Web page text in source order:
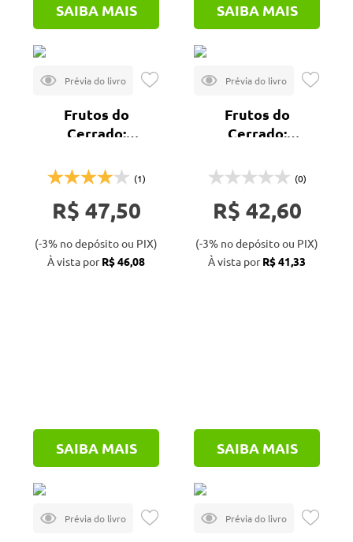
SAIBA MAIS SAIBA MAIS
Frutos do
Cerrado:
aplicações
tecnológicas
(1)
R$ 47,50
(-3% no depósito ou PIX)
À vista porR$ 46,08
SAIBA MAIS
Frutos do
Cerrado:
aplicações
tecnológicas - vol.
1
(0)
R$ 42,60
(-3% no depósito ou PIX)
À vista porR$ 41,33
SAIBA MAIS